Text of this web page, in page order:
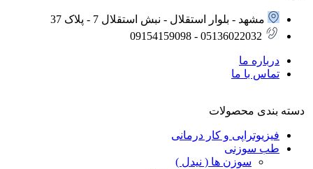
مشهد - بلوار استقلال - نبش استقلال 7 - پلاک 37
05136022032 - 09154159098
درباره ما
تماس با ما
دسته بندی محصولات
فیزیوتراپی و کار درمانی
طب سوزنی
سوزن ها ( نیدل )